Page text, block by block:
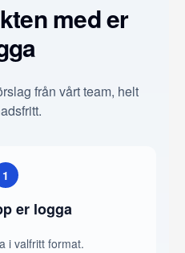
med er
från vårt team, helt
1
er logga
i valfritt format.